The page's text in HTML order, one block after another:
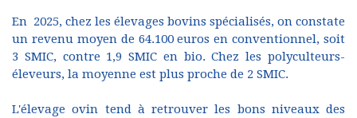
En 2025, chez les élevages bovins spécialisés, on constate
un revenu moyen de 64.100 euros en conventionnel, soit
3 SMIC, contre 1,9 SMIC en bio. Chez les polyculteurs-
éleveurs, la moyenne est plus proche de 2 SMIC.
L'élevage ovin tend à retrouver les bons niveaux des